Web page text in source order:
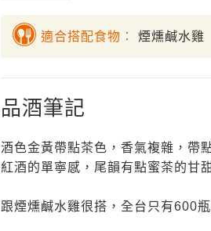
適合搭配食物： 煙燻鹹水雞
品酒筆記
酒色金黃帶點茶色，香氣複雜，帶
紅酒的單寧感，尾韻有點蜜茶的甘
跟煙燻鹹水雞很搭，全台只有600